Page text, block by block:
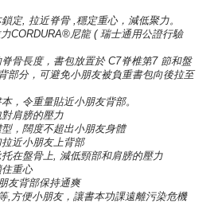
定, 拉近脊骨,穩定重心，減低聚力。
CORDURA®尼龍( 瑞士通用公證行驗
骨長度，書包放置於C7脊椎第7 節和盤
部分，可避免小朋友被負重書包向後拉至
，令重量貼近小朋友背部。
肩膀的壓力
，闊度不超出小朋友身體
近小朋友上背部
在盤骨上, 減低頸部和肩膀的壓力
重心
友背部保持通爽
, 方便小朋友，讓書本功課遠離污染危機